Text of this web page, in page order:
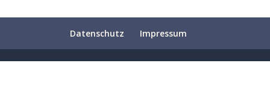
Datenschutz Impressum